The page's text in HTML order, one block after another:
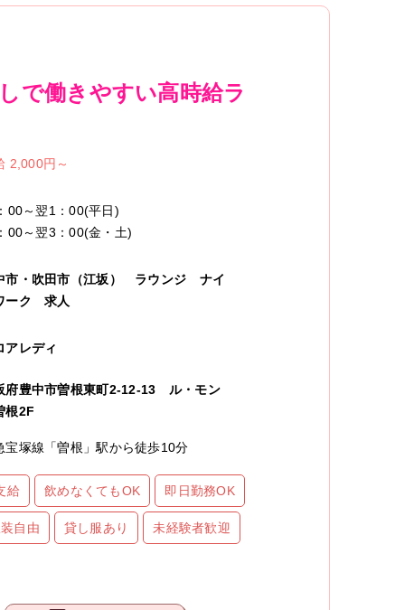
で働きやすい高時給ラ
2,000円～
00～翌1：00(平日)
00～翌3：00(金・土)
市・吹田市（江坂） ラウンジ
ナイ
ーク求人
アレディ
府豊中市曽根東町2-12-13 ル・モン
根2F
宝塚線「曽根」駅から徒歩10分
給 飲めなくてもOK 即日勤務OK
自由 貸し服あり 未経験者歓迎